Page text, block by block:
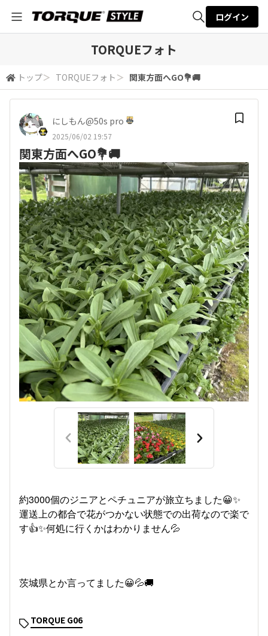
検索
ログイン
TORQUEフォト
トップ＞ TORQUEフォト ＞ 関東方面へGO💐🚚
にしもん@50s pro
2025/06/02 19:57
関東方面へGO💐🚚
約3000個のジニアとペチュニアが旅立ちました😀✨
運送上の都合で花がつかない状態での出荷なので楽で
す👍✨何処に行くかはわかりません💦
茨城県とか言ってました😀💦🚚
TORQUE G06